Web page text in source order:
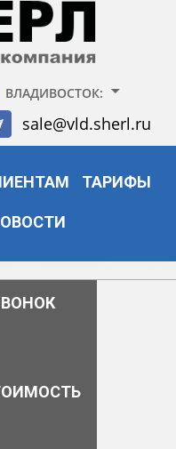
ВЛАДИВОСТОК:
sale@vld.sherl.ru
ТАРИФЫ